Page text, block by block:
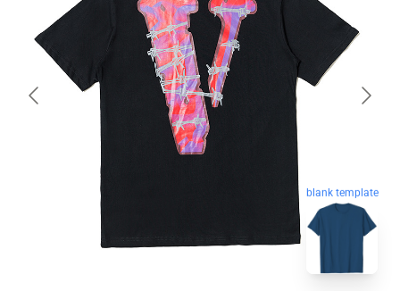
blank template